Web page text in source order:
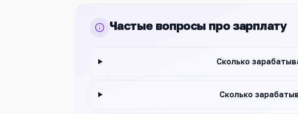
Частые вопросы про зарплату
Сколько
Сколько